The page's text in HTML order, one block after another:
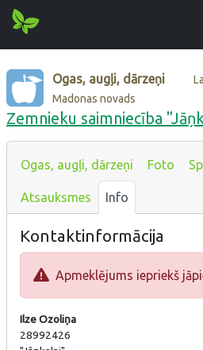
Ogas, augļi, dārzeņi
Madonas novads
Zemnieku saimniecība
Ogas, augļi, dārzeņi Foto
Atsauksmes Info
Kontaktinformācija
Apmeklējums iepriekš
Ilze Ozoliņa
28992426